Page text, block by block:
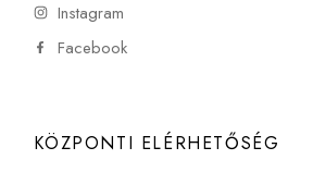
Instagram
Facebook
KÖZPONTI ELÉRHETŐSÉG